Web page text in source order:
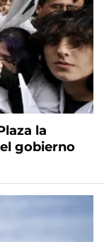
la
gobierno